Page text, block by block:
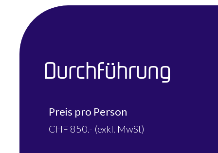
Durchführung
Preis pro Person​
CHF 850.- (exkl. MwSt)